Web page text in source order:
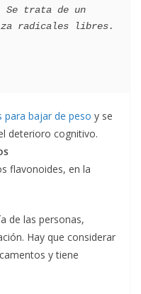
Se trata de un
para bajar de peso y se
deterioro cognitivo.
flavonoides, en la
de las personas,
Hay que considerar
y tiene